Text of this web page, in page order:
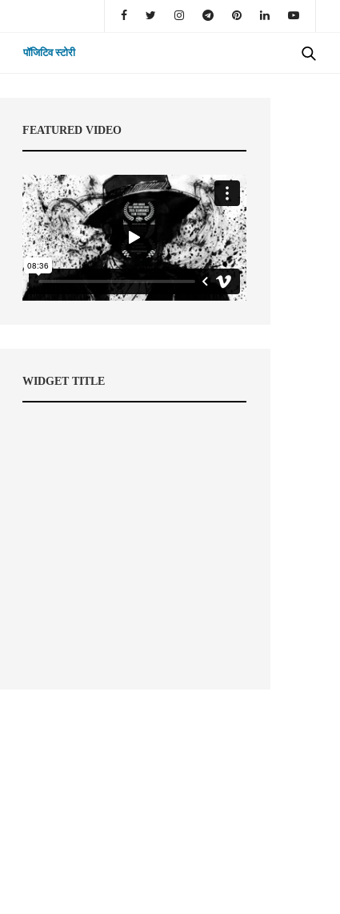
पॉजिटिव स्टोरी
FEATURED VIDEO
WIDGET TITLE